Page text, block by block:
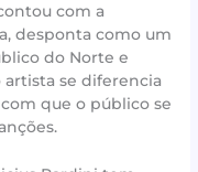
com a
desponta como um
do Norte e
artista se diferencia
que o público se